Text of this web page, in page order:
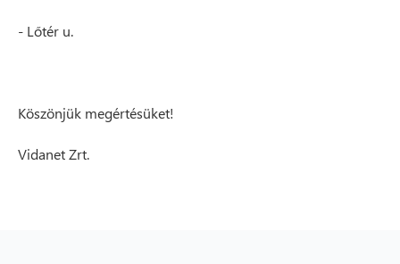
- Lőtér u.
Köszönjük megértésüket!
Vidanet Zrt.